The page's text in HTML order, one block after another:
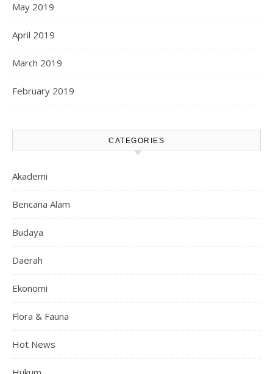
May 2019
April 2019
March 2019
February 2019
CATEGORIES
Akademi
Bencana Alam
Budaya
Daerah
Ekonomi
Flora & Fauna
Hot News